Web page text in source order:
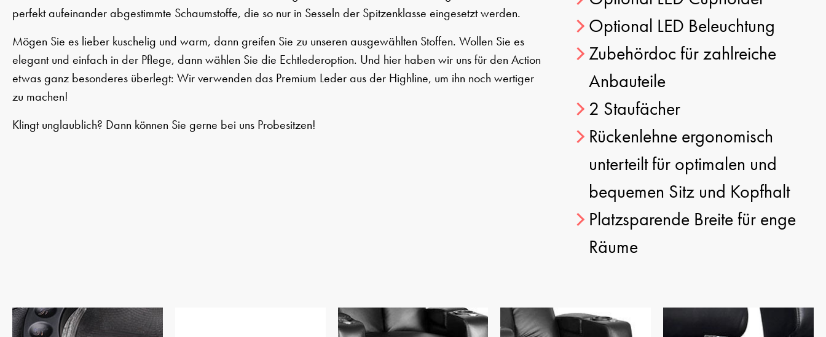
perfekt aufeinander abgestimmte Schaumstoffe, die so nur in Sesseln der Spitzenklasse eingesetzt werden.
Mögen Sie es lieber kuschelig und warm, dann greifen Sie zu unseren ausgewählten Stoffen. Wollen Sie es
elegant und einfach in der Pflege, dann wählen Sie die Echtlederoption. Und hier haben wir uns für den Action
etwas ganz besonderes überlegt: Wir verwenden das Premium Leder aus der Highline, um ihn noch wertiger
zu machen!
Klingt unglaublich? Dann können Sie gerne bei uns Probesitzen!
Optional LED Beleuchtung
Zubehördoc für zahlreiche
Anbauteile
2 Staufächer
Rückenlehne ergonomisch
unterteilt für optimalen und
bequemen Sitz und Kopfhalt
Platzsparende Breite für enge
Räume